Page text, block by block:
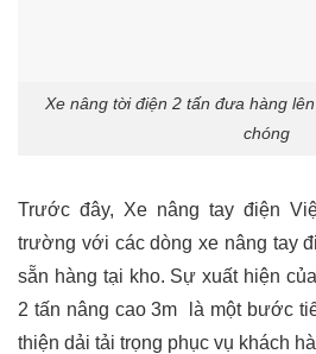
Xe nâng tời điện 2 tấn đưa hàng
chóng
Trước đây, Xe nâng tay điện
trường với các dòng xe nâng tay
sẵn hàng tại kho. Sự xuất hiện
2 tấn nâng cao 3m là một bước
thiện dải tải trọng phục vụ khách